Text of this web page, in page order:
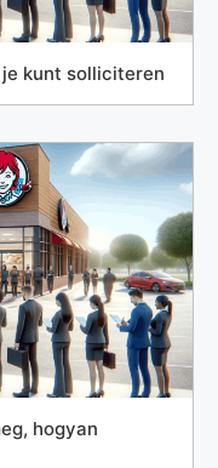
je kunt solliciteren
hogyan